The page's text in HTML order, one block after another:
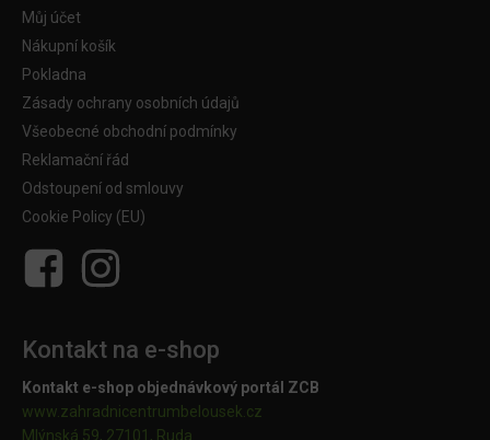
Můj účet
Nákupní košík
Pokladna
Zásady ochrany osobních údajů
Všeobecné obchodní podmínky
Reklamační řád
Odstoupení od smlouvy
Cookie Policy (EU)
Kontakt na e-shop
Kontakt e-shop objednávkový portál ZCB
www.zahradnicentrumbelousek.cz
Mlýnská 59, 27101, Ruda